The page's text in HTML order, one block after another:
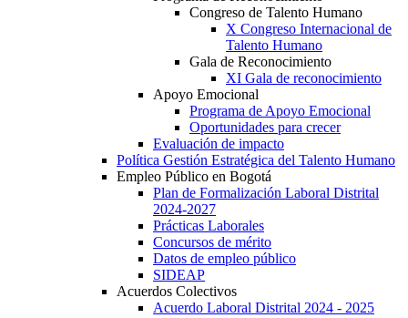
Congreso de Talento Humano
X Congreso Internacional de
Talento Humano
Gala de Reconocimiento
XI Gala de reconocimiento
Apoyo Emocional
Programa de Apoyo Emocional
Oportunidades para crecer
Evaluación de impacto
Política Gestión Estratégica del Talento Humano
Empleo Público en Bogotá
Plan de Formalización Laboral Distrital
2024-2027
Prácticas Laborales
Concursos de mérito
Datos de empleo público
SIDEAP
Acuerdos Colectivos
Acuerdo Laboral Distrital 2024 - 2025